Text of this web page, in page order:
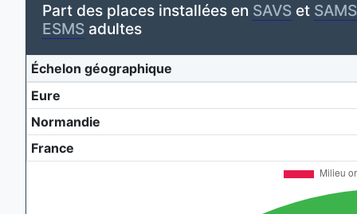
Part des places installées en SAVS et
ESMS adultes
Échelon géographique
Eure
Normandie
France